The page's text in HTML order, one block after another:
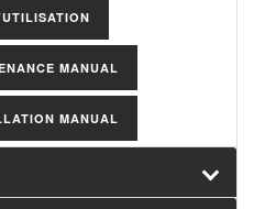
MANUAL
MANUAL